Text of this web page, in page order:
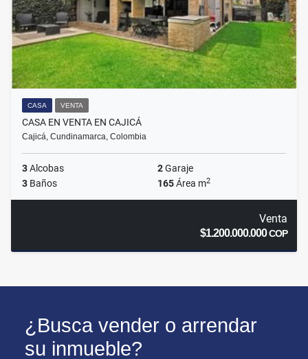
CASA VENTA
CASA EN VENTA EN CAJICÁ
Cajicá, Cundinamarca, Colombia
3Alcobas 2Garaje
3 Baños 165Área m2
Venta
$1.200.000.000COP
¿Busca vender o arrendar
su inmueble?